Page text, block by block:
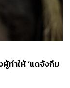
ผู้ทำให้ ‘แดจังกึม